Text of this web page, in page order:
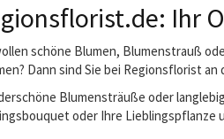
Ihr
schöne Blumen, Blumenstrauß
Dann sind Sie bei Regionsflorist
Blumensträuße oder
oder Ihre Lieblingspflanze